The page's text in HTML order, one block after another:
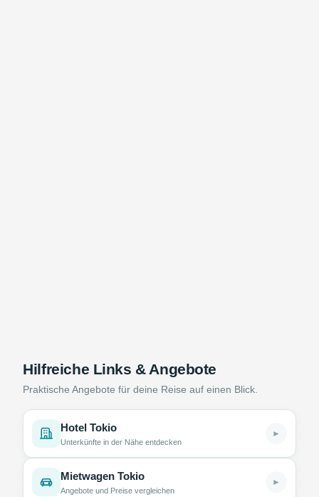
Hilfreiche Links & Angebote
Praktische Angebote für deine Reise auf einen Blick.
Hotel Tokio
Unterkünfte in der Nähe entdecken
►
Mietwagen Tokio
Angebote und Preise vergleichen
►